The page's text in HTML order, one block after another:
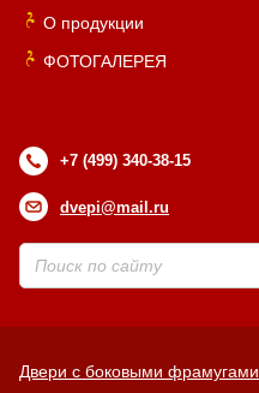
О продукции
ФОТОГАЛЕРЕЯ
+7 (499) 340-38-15
dvepi@mail.ru
Двери с боковыми фрамугами